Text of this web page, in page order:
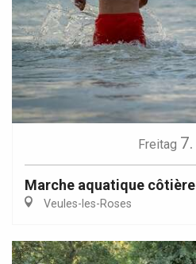
Freitag 7.
Marche aquatique côtière
Veules-les-Roses